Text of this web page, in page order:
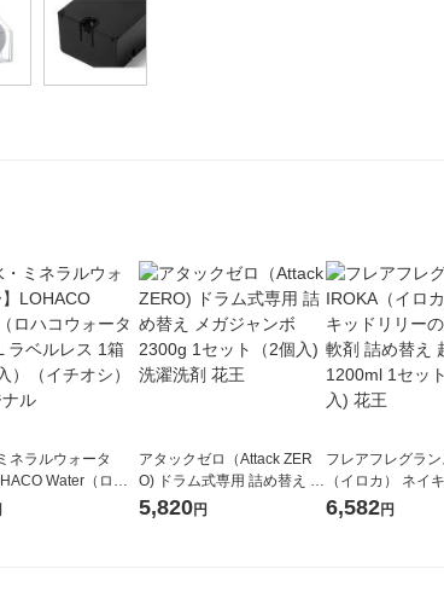
ネラルウォータ
Water（ロハ
ター）2L ラベルレ
アタックゼロ（Attack ZER
O) ドラム式専用 詰め替え メ
ガジャンボ 2300g 1セット
（2個入) 洗濯洗剤 花王
5,820円
フレアフレグラ
（イロカ） ネイ
ーの香り 柔軟剤
特大 1200ml 1セ
6,582円